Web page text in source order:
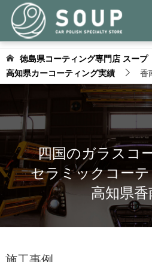
徳島県コーティング専門店 スープ
高知県カーコーティング実績
香
四国のガラスコ
セラミックコー
高知県香